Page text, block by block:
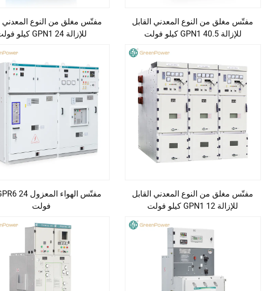
مفتّس مغلق من النوع المعدني القابل
للإزالة GPN1 40.5 كيلو فولت
مفتّس مغلق من النوع المعدني
للإزالة GPN1 24 كيلو فولت
مفتّس مغلق من النوع المعدني القابل
للإزالة GPN1 12 كيلو فولت
فولت